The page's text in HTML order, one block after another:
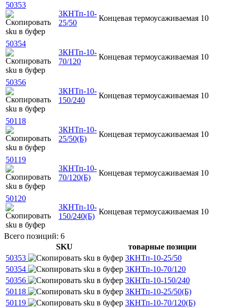
50353
3КНТп-10-
25/50
Концевая термоусаживаемая 10
50354
3КНТп-10-
70/120
Концевая термоусаживаемая 10
50356
3КНТп-10-
150/240
Концевая термоусаживаемая 10
50118
3КНТп-10-
25/50(Б)
Концевая термоусаживаемая 10
50119
3КНТп-10-
70/120(Б)
Концевая термоусаживаемая 10
50120
3КНТп-10-
150/240(Б)
Концевая термоусаживаемая 10
Всего позиций: 6
SKU
товарные позиции
50353
3КНТп-10-25/50
50354
3КНТп-10-70/120
50356
3КНТп-10-150/240
50118
3КНТп-10-25/50(Б)
50119
3КНТп-10-70/120(Б)